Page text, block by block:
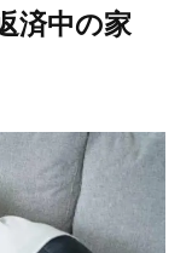
済中の家